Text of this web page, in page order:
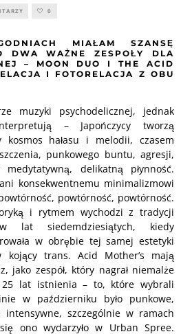
0
MIAŁAM SZANSĘ
DWA WAŻNE ZESPOŁY DLA
– MOON DUO I THE ACID
I FOTORELACJA Z OBU
muzyki psychodelicznej, jednak
– Japończycy tworzą
hałasu i melodii, czasem
punkowego buntu, agresji,
delikatną płynność.
konsekwentnemu minimalizmowi
powtórność, powtórność.
i rytmem wychodzi z tradycji
lat siedemdziesiątych, kiedy
w obrębie tej samej estetyki
kojący trans. Acid Mother’s mają
jako zespół, który nagrał niemalże
lat istnienia – to, które wybrali
w październiku było punkowe,
intensywne, szczególnie w ramach
ono wydarzyło w Urban Spree.